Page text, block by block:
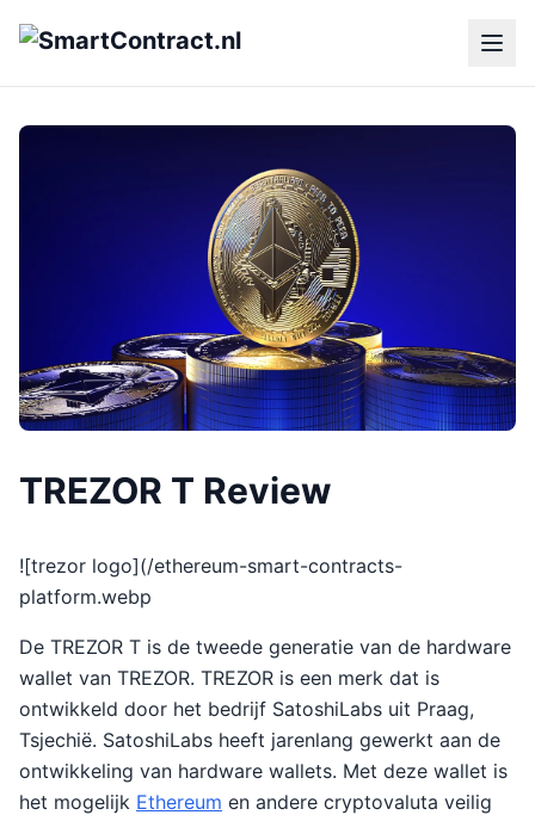
TREZOR T Review
![trezor logo](/ethereum-smart-contracts-
platform.webp
De TREZOR T is de tweede generatie van de hardware
wallet van TREZOR. TREZOR is een merk dat is
ontwikkeld door het bedrijf SatoshiLabs uit Praag,
Tsjechië. SatoshiLabs heeft jarenlang gewerkt aan de
ontwikkeling van hardware wallets. Met deze wallet is
het mogelijk Ethereum en andere cryptovaluta veilig